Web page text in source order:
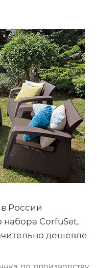
России
набора CorfuSet,
дешевле